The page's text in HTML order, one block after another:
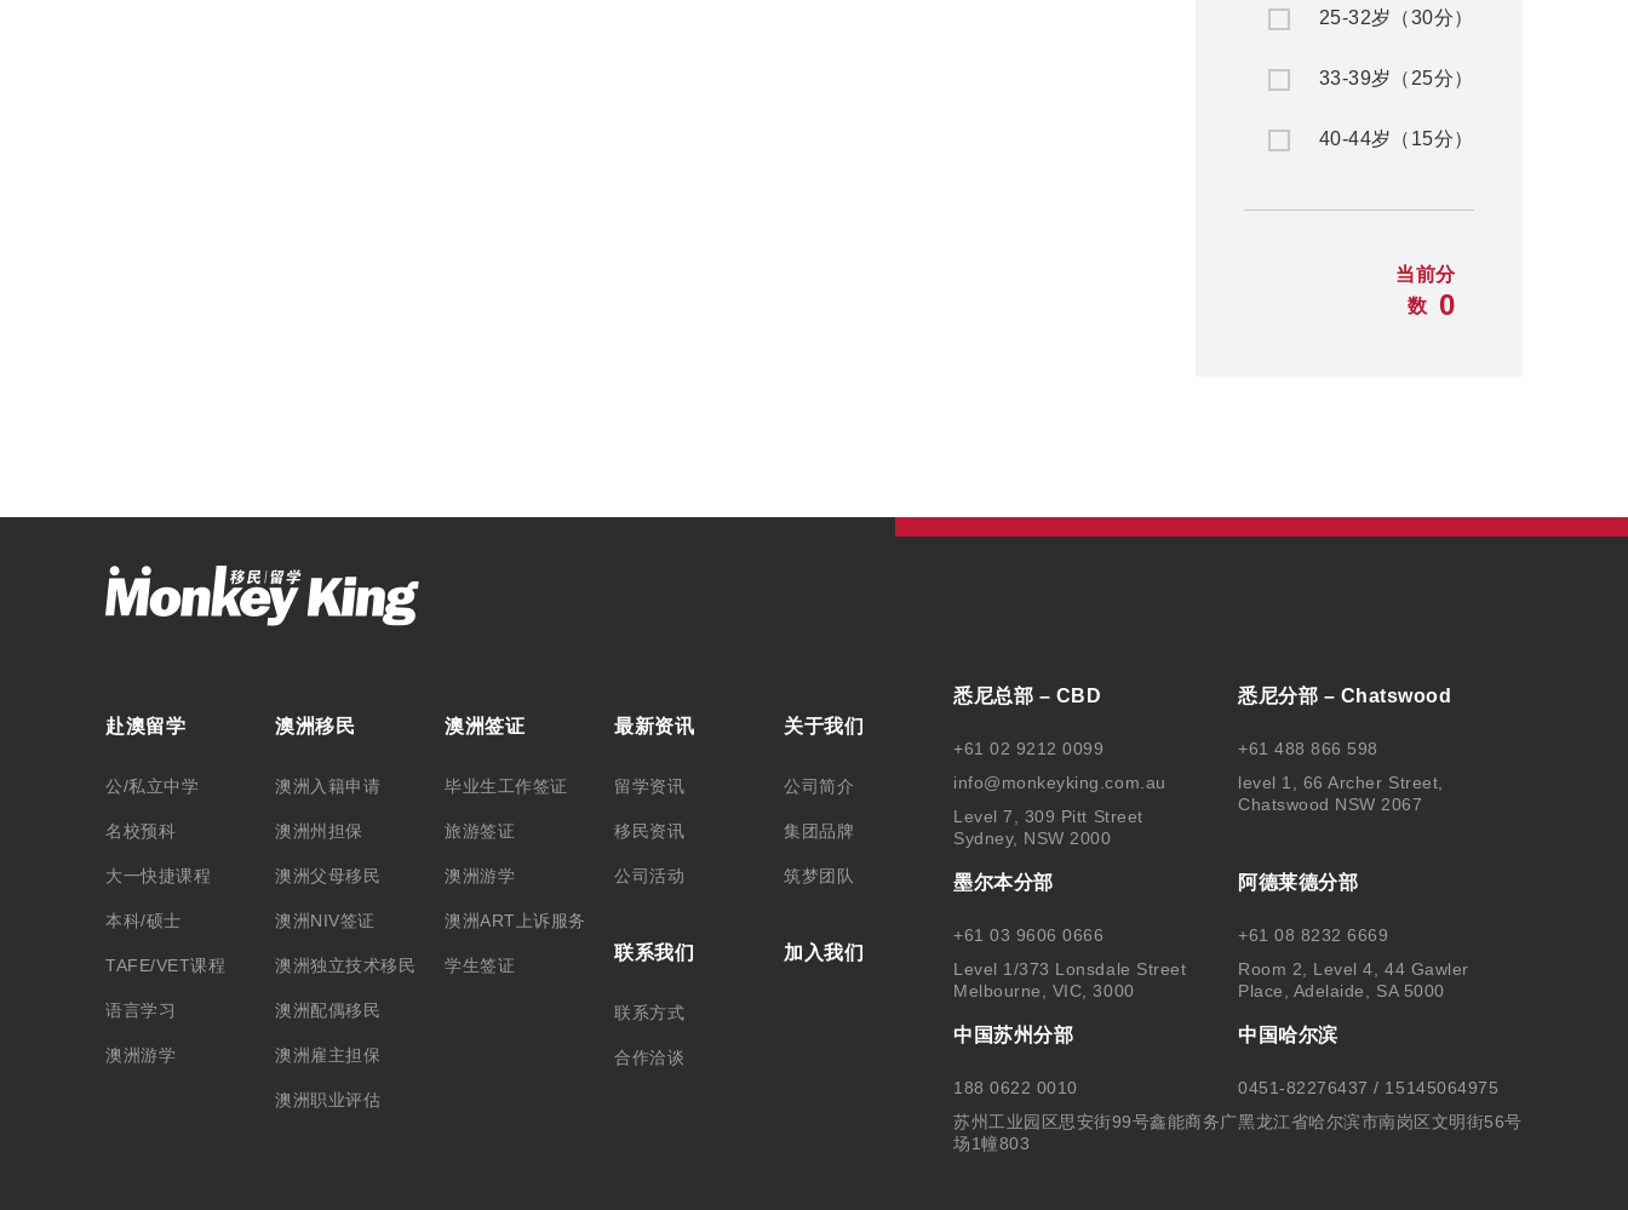
25-32岁（30分）
33-39岁（25分）
40-44岁（15分）
当前分
数
0
赴澳留学
公/私立中学
名校预科
大一快捷课程
本科/硕士
TAFE/VET课程
语言学习
澳洲游学
澳洲移民
澳洲入籍申请
澳洲州担保
澳洲父母移民
澳洲NIV签证
澳洲独立技术移民
澳洲配偶移民
澳洲雇主担保
澳洲职业评估
澳洲签证
毕业生工作签证
旅游签证
澳洲游学
澳洲ART上诉服务
学生签证
最新资讯
留学资讯
移民资讯
公司活动
联系我们
联系方式
合作洽谈
关于我们
公司简介
集团品牌
筑梦团队
加入我们
悉尼总部 – CBD
+61 02 9212 0099
info@monkeyking.com.au
Level 7, 309 Pitt Street
Sydney, NSW 2000
悉尼分部 – Chatswood
+61 488 866 598
level 1, 66 Archer Street,
Chatswood NSW 2067
墨尔本分部
+61 03 9606 0666
Level 1/373 Lonsdale Street
Melbourne, VIC, 3000
阿德莱德分部
+61 08 8232 6669
Room 2, Level 4, 44 Gawler
Place, Adelaide, SA 5000
中国苏州分部
188 0622 0010
苏州工业园区思安街99号鑫能商务广
场1幢803
中国哈尔滨
0451-82276437 / 15145064975
黑龙江省哈尔滨市南岗区文明街56号